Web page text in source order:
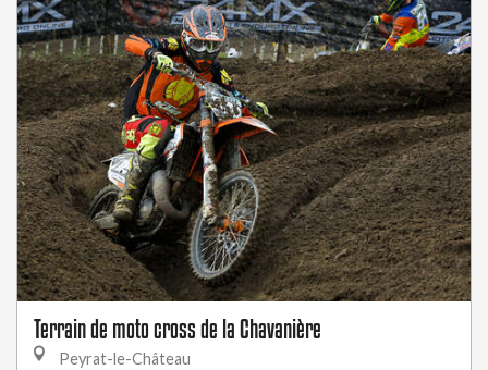
Terrain de moto cross de la Chavanière
Peyrat-le-Château